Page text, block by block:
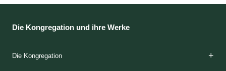
Die Kongregation und ihre Werke
Die Kongregation